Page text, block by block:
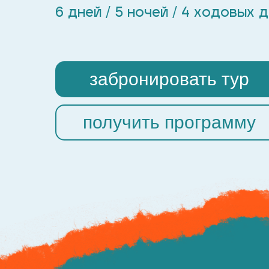
6 дней / 5 ночей / 4 ходовых
забронировать тур
получить программу